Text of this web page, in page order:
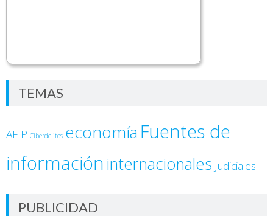
TEMAS
AFIP Ciberdelitos economía Fuentes de
información internacionales Judiciales
PUBLICIDAD